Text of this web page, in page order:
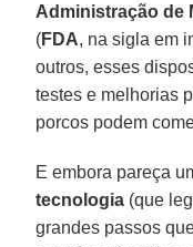
Administração de
(FDA, na sigla em
outros, esses
testes e melhorias
porcos podem
E embora pareça
tecnologia (que
grandes passos